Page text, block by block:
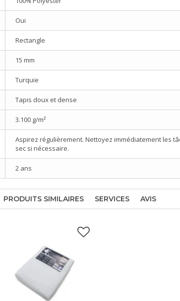
Oui
Rectangle
15 mm
Turquie
Tapis doux et dense
3.100 g/m²
Aspirez régulièrement. Nettoyez immédiatement les
sec si nécessaire.
2 ans
PRODUITS SIMILAIRES SERVICES AVIS